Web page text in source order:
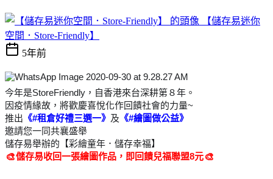
【儲存易迷你
空間．Store-Friendly】
5年前
今年是StoreFriendly，自香港來台深耕第８年。
因疫情緣故，將歡慶喜悅化作回饋社會的力量~
推出 《#租倉好禮三選一》 及 《#繪圖做公益》
邀請您一同共襄盛舉
儲存易舉辦的【彩繪童年．儲存幸福】
🎨儲存易收回一張繪圖作品，即回饋兒福聯盟8元🎨